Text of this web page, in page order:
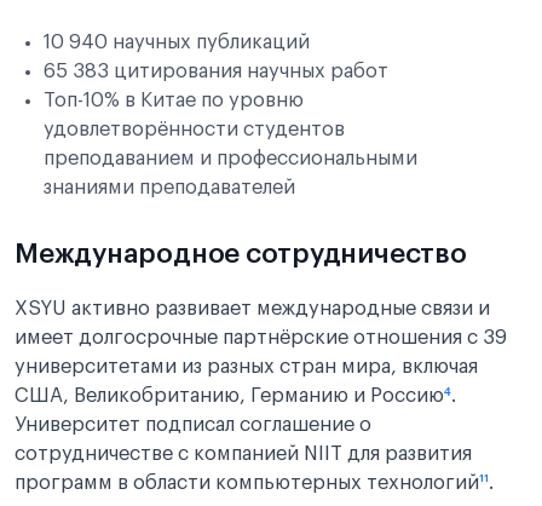
10 940 научных публикаций
65 383 цитирования научных работ
Топ-10% в Китае по уровню
удовлетворённости студентов
преподаванием и профессиональными
знаниями преподавателей
Международное сотрудничество
XSYU активно развивает международные связи и
имеет долгосрочные партнёрские отношения с 39
университетами из разных стран мира, включая
США, Великобританию, Германию и Россию⁴.
Университет подписал соглашение о
сотрудничестве с компанией NIIT для развития
программ в области компьютерных технологий¹¹.